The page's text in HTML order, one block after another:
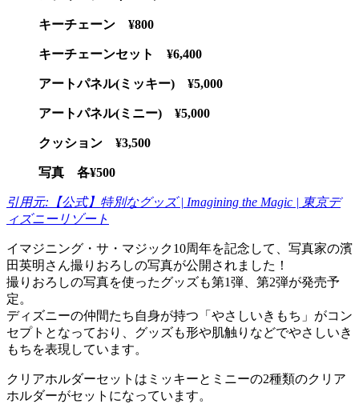
キーチェーン ¥800
キーチェーンセット ¥6,400
アートパネル(ミッキー) ¥5,000
アートパネル(ミニー) ¥5,000
クッション ¥3,500
写真 各¥500
引用元:【公式】特別なグッズ | Imagining the Magic | 東京デ
ィズニーリゾート
イマジニング・サ・マジック10周年を記念して、写真家の濱
田英明さん撮りおろしの写真が公開されました！
撮りおろしの写真を使ったグッズも第1弾、第2弾が発売予
定。
ディズニーの仲間たち自身が持つ「やさしいきもち」がコン
セプトとなっており、グッズも形や肌触りなどでやさしいき
もちを表現しています。
クリアホルダーセットはミッキーとミニーの2種類のクリア
ホルダーがセットになっています。